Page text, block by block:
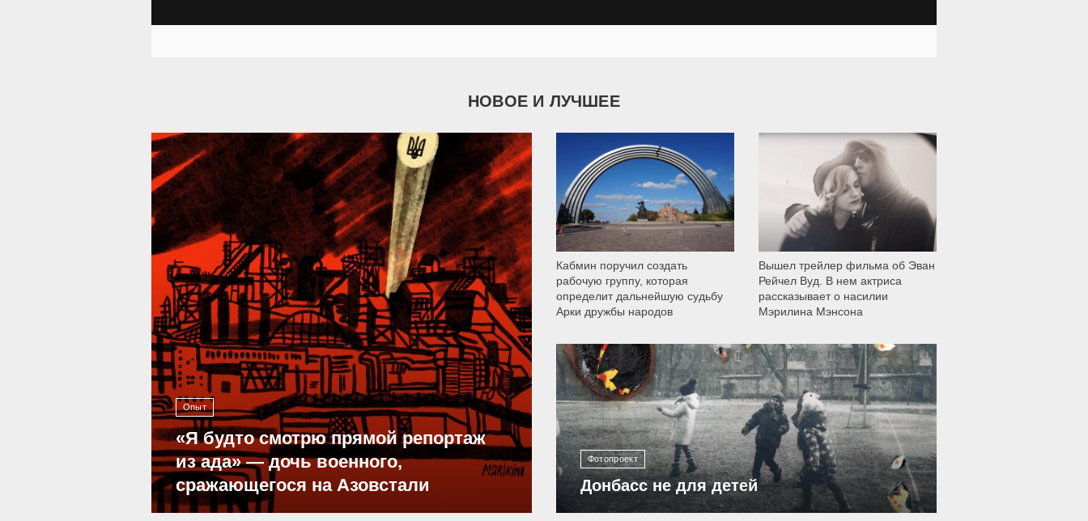
НОВОЕ И ЛУЧШЕЕ
Опыт
«Я будто смотрю прямой репортаж
из ада» — дочь военного,
сражающегося на Азовстали
39 287
Кабмин поручил создать
рабочую группу, которая
определит дальнейшую судьбу
Арки дружбы народов
9 787
Вышел трейлер фильма об Эван
Рейчел Вуд. В нем актриса
рассказывает о насилии
Мэрилина Мэнсона
Фотопроект
Донбасс не для детей
12 300